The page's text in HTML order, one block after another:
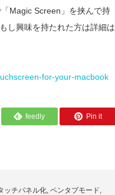
Magic Screen」を挟んで持
し興味を持たれた方は詳細は
for-your-macbook
feedly Pin it
ッチパネル化, ペンタブモード,